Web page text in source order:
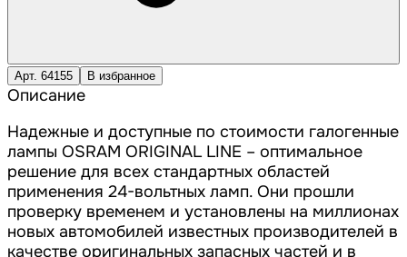
Арт. 64155 В избранное
Описание
Надежные и доступные по стоимости галогенные
лампы OSRAM ORIGINAL LINE – оптимальное
решение для всех стандартных областей
применения 24-вольтных ламп. Они прошли
проверку временем и установлены на миллионах
новых автомобилей известных производителей в
качестве оригинальных запасных частей и в